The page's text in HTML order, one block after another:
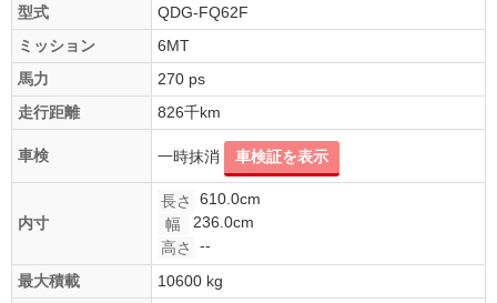
型式
QDG-FQ62F
ミッション
6MT
馬力
270 ps
走行距離
826千km
車検 一時抹消 車検証を表示
内寸
長さ
610.0cm
幅
236.0cm
高さ
--
最大積載
10600 kg